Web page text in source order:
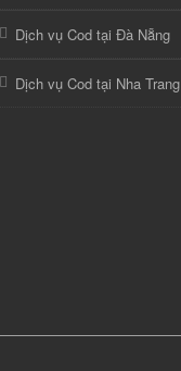
Dịch vụ Cod tại Đà Nẵng
Dịch vụ Cod tại Nha Trang